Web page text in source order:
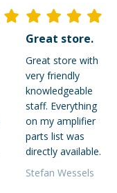
Great store.
Great store with
very friendly
knowledgeable
staff. Everything
on my amplifier
parts list was
directly available.
Stefan Wessels